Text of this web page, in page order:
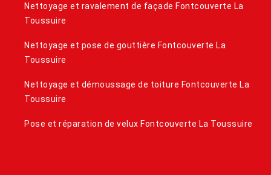
Nettoyage et ravalement de façade Fontcouverte La
Toussuire
Nettoyage et pose de gouttière Fontcouverte La
Toussuire
Nettoyage et démoussage de toiture Fontcouverte La
Toussuire
Pose et réparation de velux Fontcouverte La Toussuire